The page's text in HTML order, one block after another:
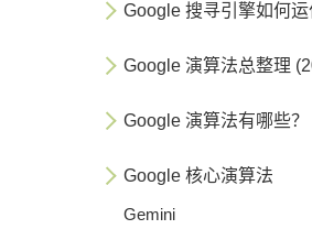
Google 搜寻引擎如何运
Google 演算法总整理
Google 演算法有哪些？
Google 核心演算法
Gemini